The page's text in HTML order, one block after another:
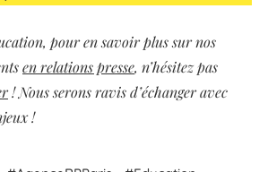
, pour en savoir plus sur nos
en relations presse, n’hésitez pas
! Nous serons ravis d’échanger avec
!